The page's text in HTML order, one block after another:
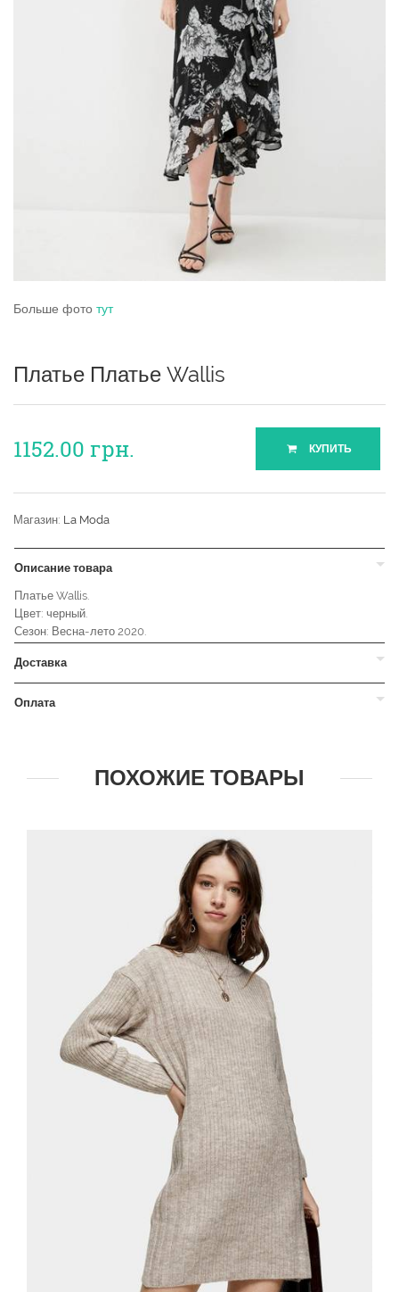
Больше фото тут
Платье Платье Wallis
1152.00 грн. КУПИТЬ
Магазин: La Moda
Описание товара
Платье Wallis.
Цвет: черный.
Сезон: Весна-лето 2020.
Доставка
Оплата
ПОХОЖИЕ ТОВАРЫ